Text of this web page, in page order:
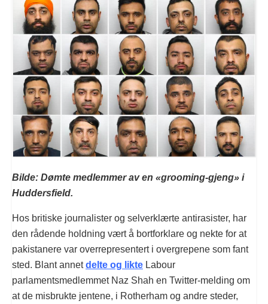
Bilde: Dømte medlemmer av en «grooming-gjeng» i
Huddersfield.
Hos britiske journalister og selverklærte antirasister, har
den rådende holdning vært å bortforklare og nekte for at
pakistanere var overrepresentert i overgrepene som fant
sted. Blant annetdelte og likte Labour
parlamentsmedlemmet Naz Shah en Twitter-melding om
at de misbrukte jentene, i Rotherham og andre steder,